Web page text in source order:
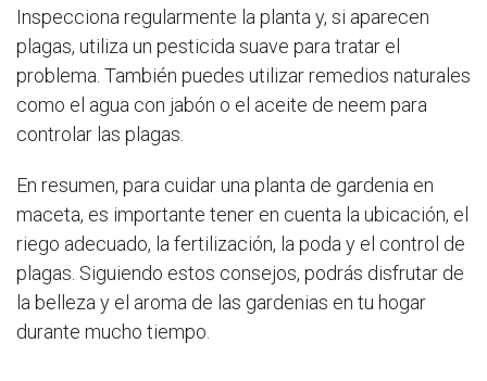
Inspecciona regularmente la planta y, si aparecen
plagas, utiliza un pesticida suave para tratar el
problema. También puedes utilizar remedios naturales
como el agua con jabón o el aceite de neem para
controlar las plagas.
En resumen, para cuidar una planta de gardenia en
maceta, es importante tener en cuenta la ubicación, el
riego adecuado, la fertilización, la poda y el control de
plagas. Siguiendo estos consejos, podrás disfrutar de
la belleza y el aroma de las gardenias en tu hogar
durante mucho tiempo.